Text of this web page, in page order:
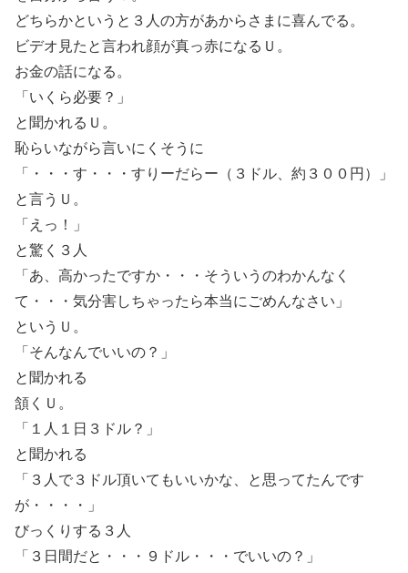
どちらかというと３人の方があからさまに喜んでる。
ビデオ見たと言われ顔が真っ赤になるＵ。
お金の話になる。
「いくら必要？」
と聞かれるＵ。
恥らいながら言いにくそうに
「・・・す・・・すりーだらー（３ドル、約３００円）」
と言うＵ。
「えっ！」
と驚く３人
「あ、高かったですか・・・そういうのわかんなく
て・・・気分害しちゃったら本当にごめんなさい」
というＵ。
「そんなんでいいの？」
と聞かれる
頷くＵ。
「１人１日３ドル？」
と聞かれる
「３人で３ドル頂いてもいいかな、と思ってたんです
が・・・・」
びっくりする３人
「３日間だと・・・９ドル・・・でいいの？」